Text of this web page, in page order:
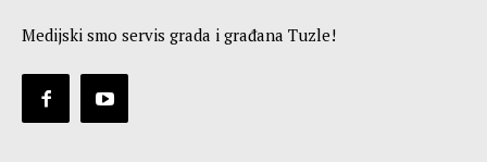
Medijski smo servis grada i građana Tuzle!